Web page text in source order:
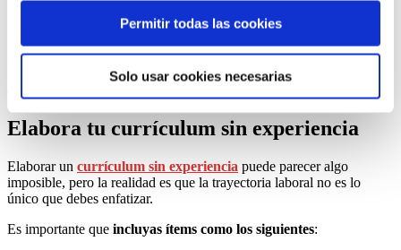
cookies necesarias” o seleccionar aquellas para las que
presta su consentimiento pulsando el botón “Permitir
Consulta nuestraPolítica de Cookies
momento en el botón que aparece en la esquina
Permitir todas las cookies
Solo usar cookies necesarias
En estos casos,
institucionalesque existen en la actualidad, los programas de
prácticas extracurriculares o la búsqueda propia de prácticas en
Elabora tu currículum sin experiencia
Elaborar un currículum sin experiencia puede parecer algo
imposible, pero la realidad es que la trayectoria laboral no es lo
único que debes enfatizar.
Es importante que incluyas ítems como los siguientes: